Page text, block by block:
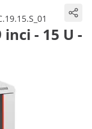
- 15 U -